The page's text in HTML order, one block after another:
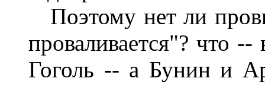
Поэтому нет ли
проваливается"? что
Гоголь -- а Бунин и